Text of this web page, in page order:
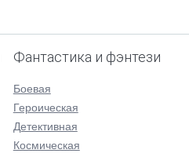
Фантастика и фэнтези
Боевая
Героическая
Детективная
Космическая